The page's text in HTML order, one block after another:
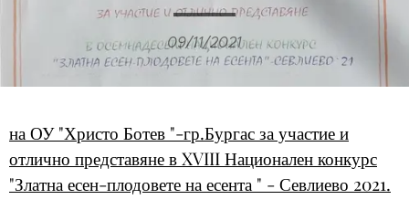
09/11/2021
на ОУ "Христо Ботев "-гр.Бургас за участие и
отлично представяне в XVIII Национален конкурс
"Златна есен-плодовете на есента " - Севлиево 2021.